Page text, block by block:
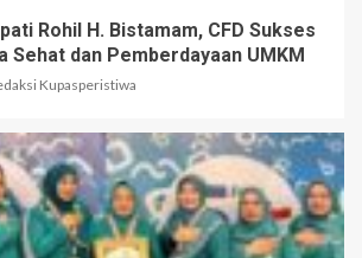
Rohil H. Bistamam, CFD Sukses
Sehat dan Pemberdayaan UMKM
Kupasperistiwa